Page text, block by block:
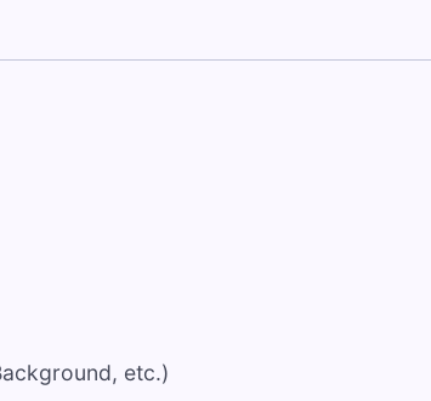
etc.)